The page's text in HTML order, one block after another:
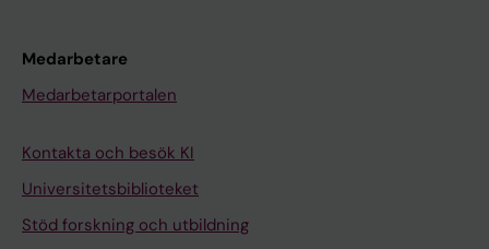
Medarbetare
Medarbetarportalen
Kontakta och besök KI
Universitetsbiblioteket
Stöd forskning och utbildning